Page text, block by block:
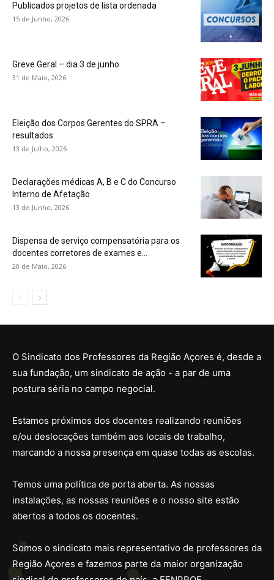
Publicados projetos de lista ordenada
15 de Junho, 2026
Greve Geral – dia 3 de junho
31 de Maio, 2026
Eleição dos Corpos Gerentes do SPRA –
resultados
13 de Julho, 2026
Declarações médicas A, B e C do Concurso
Interno de Afetação
13 de Junho, 2026
Dispensa de serviço compensatória para os
docentes corretores de exames e...
20 de Maio, 2026
O Sindicato dos Professores da Região Açores é, desde a
sua fundação, um sindicato de ação - a par de uma
postura séria no campo negocial.
Estamos próximos dos docentes realizando reuniões
e/ou deslocações também aos locais de trabalho,
marcando a nossa presença em quase todas as escolas.
Temos uma política de porta aberta. As nossas
instalações, as nossas reuniões e o nosso site estão
abertos a todos os docentes.
Somos o sindicato mais representativo de professores da
Região Açores e fazemos parte da maior organização